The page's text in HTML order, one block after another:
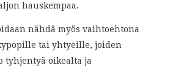
hauskempaa.
nähdä myös vaihtoehtona
tai yhtyeille, joiden
tyhjentyä oikealta ja